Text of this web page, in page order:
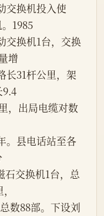
交换机投入使
1985
交换机1台，交换
增
长31杆公里，架
9.4
，出局电缆对数
石交换机1台，总
数88部。下设刘